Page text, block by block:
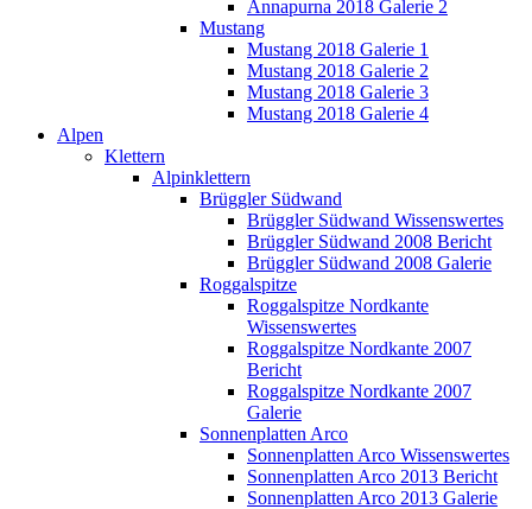
Annapurna 2018 Galerie 2
Mustang
Mustang 2018 Galerie 1
Mustang 2018 Galerie 2
Mustang 2018 Galerie 3
Mustang 2018 Galerie 4
Alpen
Klettern
Alpinklettern
Brüggler Südwand
Brüggler Südwand Wissenswertes
Brüggler Südwand 2008 Bericht
Brüggler Südwand 2008 Galerie
Roggalspitze
Roggalspitze Nordkante
Wissenswertes
Roggalspitze Nordkante 2007
Bericht
Roggalspitze Nordkante 2007
Galerie
Sonnenplatten Arco
Sonnenplatten Arco Wissenswertes
Sonnenplatten Arco 2013 Bericht
Sonnenplatten Arco 2013 Galerie